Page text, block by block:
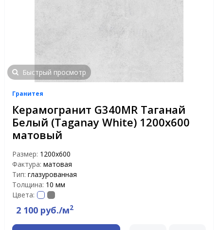
Быстрый просмотр
Гранитея
Керамогранит G340MR Таганай
Белый (Taganay White) 1200х600
матовый
Размер: 1200х600
Фактура: матовая
Тип: глазурованная
Толщина: 10 мм
Цвета:
2 100 руб./м2